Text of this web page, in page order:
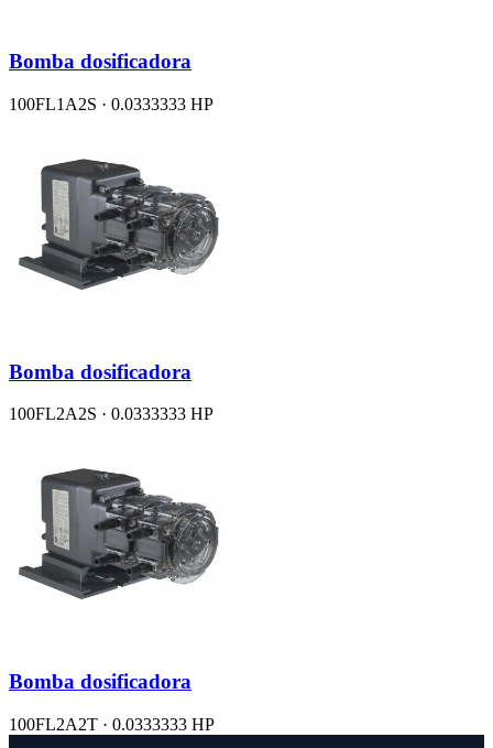
Bomba dosificadora
100FL1A2S · 0.0333333 HP
Bomba dosificadora
100FL2A2S · 0.0333333 HP
Bomba dosificadora
100FL2A2T · 0.0333333 HP